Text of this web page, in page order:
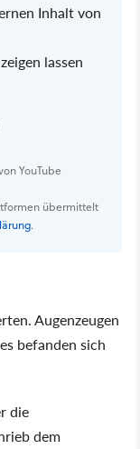
Inhalt von
lassen
YouTube
übermittelt
.
Augenzeugen
befanden sich
die
dem